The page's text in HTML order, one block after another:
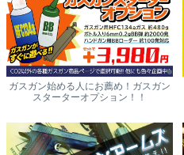
ガスガン始める人にお薦め！ガスガン
スターターオプション！！